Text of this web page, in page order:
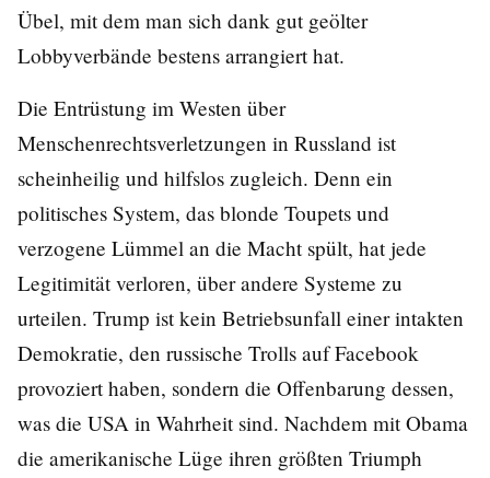
Übel, mit dem man sich dank gut geölter
Lobbyverbände bestens arrangiert hat.
Die Entrüstung im Westen über
Menschenrechtsverletzungen in Russland ist
scheinheilig und hilfslos zugleich. Denn ein
politisches System, das blonde Toupets und
verzogene Lümmel an die Macht spült, hat jede
Legitimität verloren, über andere Systeme zu
urteilen. Trump ist kein Betriebsunfall einer intakten
Demokratie, den russische Trolls auf Facebook
provoziert haben, sondern die Offenbarung dessen,
was die USA in Wahrheit sind. Nachdem mit Obama
die amerikanische Lüge ihren größten Triumph